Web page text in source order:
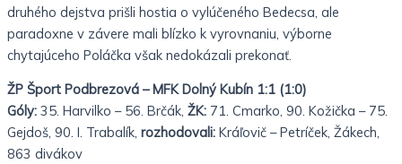
druhého dejstva prišli hostia o vylúčeného Bedecsa, ale
paradoxne v závere mali blízko k vyrovnaniu, výborne
chytajúceho Poláčka však nedokázali prekonať.
ŽP Šport Podbrezová – MFK Dolný Kubín 1:1 (1:0)
Góly: 35. Harvilko – 56. Brčák, ŽK: 71. Cmarko, 90. Kožička – 75.
Gejdoš, 90. I. Trabalík, rozhodovali: Kráľovič – Petríček, Žákech,
863 divákov